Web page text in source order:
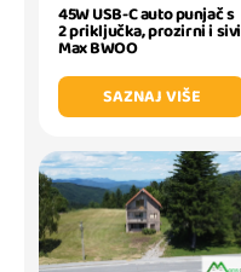
45W USB-C auto punjač s
2 priključka, prozirni i sivi
Max BWOO
SAZNAJ VIŠE